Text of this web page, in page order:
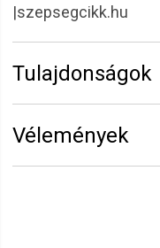
|szepsegcikk.hu
Tulajdonságok
Vélemények